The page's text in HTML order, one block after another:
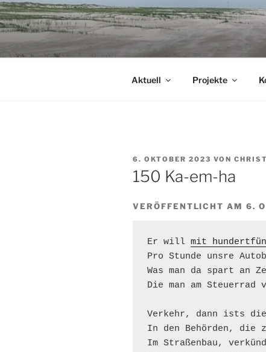
Zum
Inhalt
springen
Aktuell Projekte
VERÖFFENTLICHT
AM
6. OKTOBER 2023 VON
150 Ka-em-ha
VERÖFFENTLICHT AM 6.
Er will mit
Pro Stunde unsre
Was man da spart an
Die man am
Verkehr, dann ists
In den Behörden, die
Im Straßenbau,